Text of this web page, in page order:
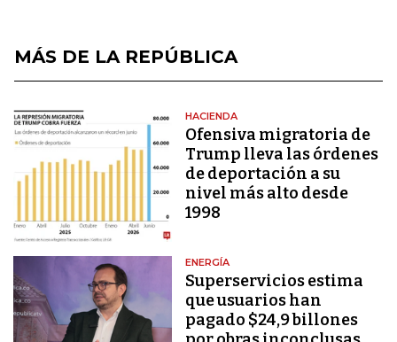
MÁS DE LA REPÚBLICA
HACIENDA
Ofensiva migratoria de
Trump lleva las órdenes
de deportación a su
nivel más alto desde
1998
ENERGÍA
Superservicios estima
que usuarios han
pagado $24,9 billones